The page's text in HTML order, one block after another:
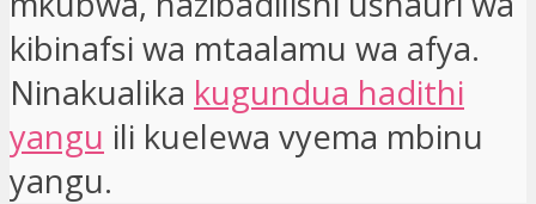
kibinafsi wa mtaalamu wa afya.
Ninakualika kugundua hadithi
yangu ili kuelewa vyema mbinu
yangu.